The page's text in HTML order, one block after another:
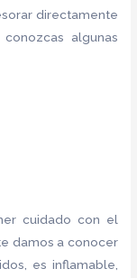
directamente
algunas
cuidado con el
damos a conocer
es inflamable,